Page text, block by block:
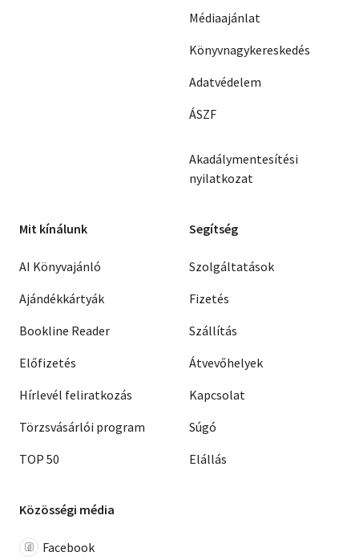
Médiaajánlat
Könyvnagykereskedés
Adatvédelem
ÁSZF
Akadálymentesítési
nyilatkozat
Mit kínálunk
AI Könyvajánló
Ajándékkártyák
Bookline Reader
Előfizetés
Hírlevél feliratkozás
Törzsvásárlói program
TOP 50
Segítség
Szolgáltatások
Fizetés
Szállítás
Átvevőhelyek
Kapcsolat
Súgó
Elállás
Közösségi média
Facebook